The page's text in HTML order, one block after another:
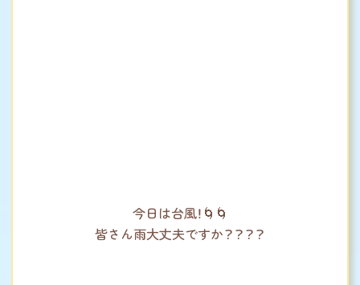
今日は台風！🌀🌀
皆さん雨大丈夫ですか？？？？